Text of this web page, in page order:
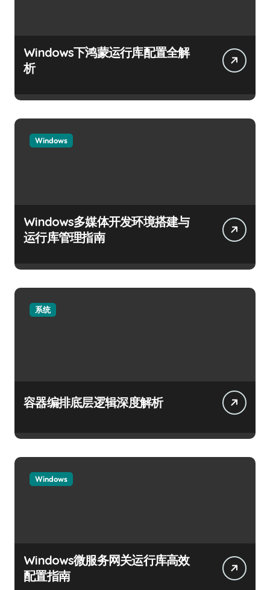
Windows下鸿蒙运行库配置全解
析
Windows
Windows多媒体开发环境搭建与
运行库管理指南
系统
容器编排底层逻辑深度解析
Windows
Windows微服务网关运行库高效
配置指南